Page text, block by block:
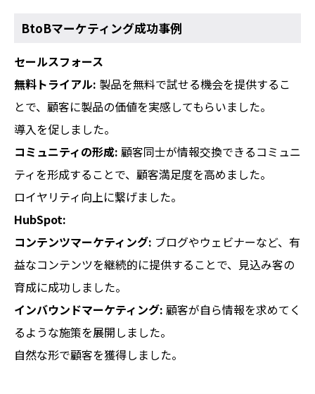
BtoBマーケティング成功事例
セールスフォース
無料トライアル: 製品を無料で試せる機会を提供するこ
とで、顧客に製品の価値を実感してもらいました。
導入を促しました。
コミュニティの形成: 顧客同士が情報交換できるコミュニ
ティを形成することで、顧客満足度を高めました。
ロイヤリティ向上に繋げました。
HubSpot:
コンテンツマーケティング: ブログやウェビナーなど、有
益なコンテンツを継続的に提供することで、見込み客の
育成に成功しました。
インバウンドマーケティング: 顧客が自ら情報を求めてく
るような施策を展開しました。
自然な形で顧客を獲得しました。